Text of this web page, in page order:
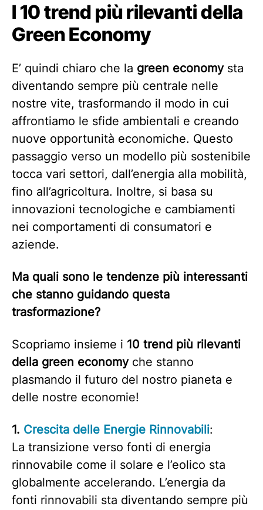
I 10 trend più rilevanti della
Green Economy
E’ quindi chiaro che la green economysta
diventando sempre più centrale nelle
nostre vite, trasformando il modo in cui
affrontiamo le sfide ambientali e creando
nuove opportunità economiche. Questo
passaggio verso un modello più sostenibile
tocca vari settori, dall’energia alla mobilità,
fino all’agricoltura. Inoltre, si basa su
innovazioni tecnologiche e cambiamenti
nei comportamenti di consumatori e
aziende.
Ma quali sono le tendenze più interessanti
che stanno guidando questa
trasformazione?
Scopriamo insieme i 10 trend più rilevanti
della green economyche stanno
plasmando il futuro del nostro pianeta e
delle nostre economie!
1. Crescita delle Energie Rinnovabili:
La transizione verso fonti di energia
rinnovabile come il solare e l’eolico sta
globalmente accelerando. L’energia da
fonti rinnovabili sta diventando sempre più